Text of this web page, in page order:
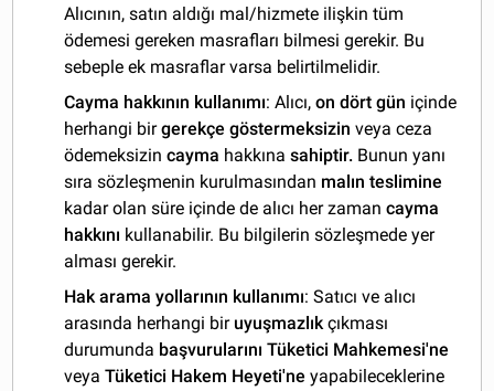
Alıcının, satın aldığı mal/hizmete ilişkin tüm
ödemesi gereken masrafları bilmesi gerekir. Bu
sebeple ek masraflar varsa belirtilmelidir.
Cayma hakkının kullanımı: Alıcı,on dört gün içinde
herhangi birgerekçe göstermeksizin veya ceza
ödemeksizincayma hakkınasahiptir. Bunun yanı
sıra sözleşmenin kurulmasından malın teslimine
kadar olan süre içinde de alıcı her zamancayma
hakkını kullanabilir. Bu bilgilerin sözleşmede yer
alması gerekir.
Hak arama yollarının kullanımı: Satıcı ve alıcı
arasında herhangi bir uyuşmazlıkçıkması
durumunda başvurularını Tüketici Mahkemesi'ne
veyaTüketici Hakem Heyeti'ne yapabileceklerine